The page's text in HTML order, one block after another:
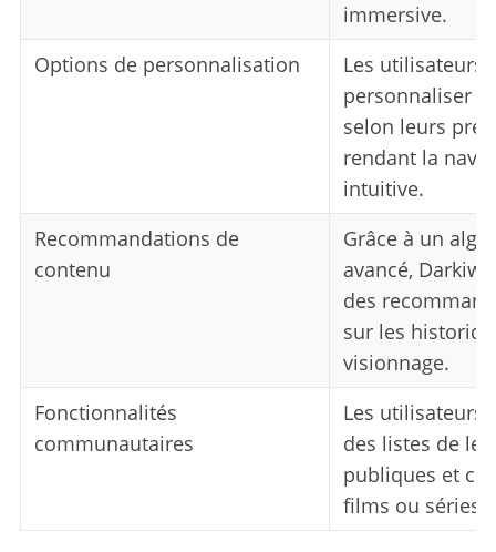
immersive.
Options de personnalisation
Les utilisateurs
personnaliser
selon leurs
rendant la
intuitive.
Recommandations de
contenu
Grâce à un
avancé,
des
sur les
visionnage.
Fonctionnalités
communautaires
Les utilisateurs
des listes de
publiques et
films ou séries